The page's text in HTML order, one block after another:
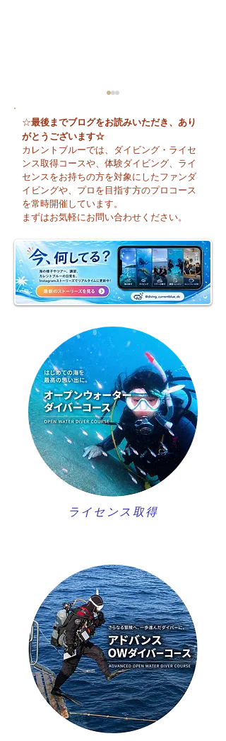
今日も暑い一日になり
そうですね☀️
☆最後までブログをお読みいただき、あり
がとうございます☆
カレントブルーでは、ダイビング・ライセ
ンス取得コースや、体験ダイビング、ライ
センスをお持ちの方を対象にしたファンダ
イビングや、プロを目指す方のプロコース
を常時開催しています。
まずはお気軽にお問い合わせください。
ライセンス取得